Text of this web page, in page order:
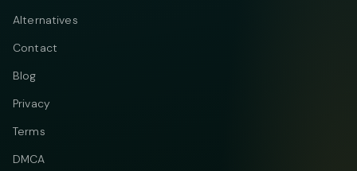
Alternatives
Contact
Blog
Privacy
Terms
DMCA